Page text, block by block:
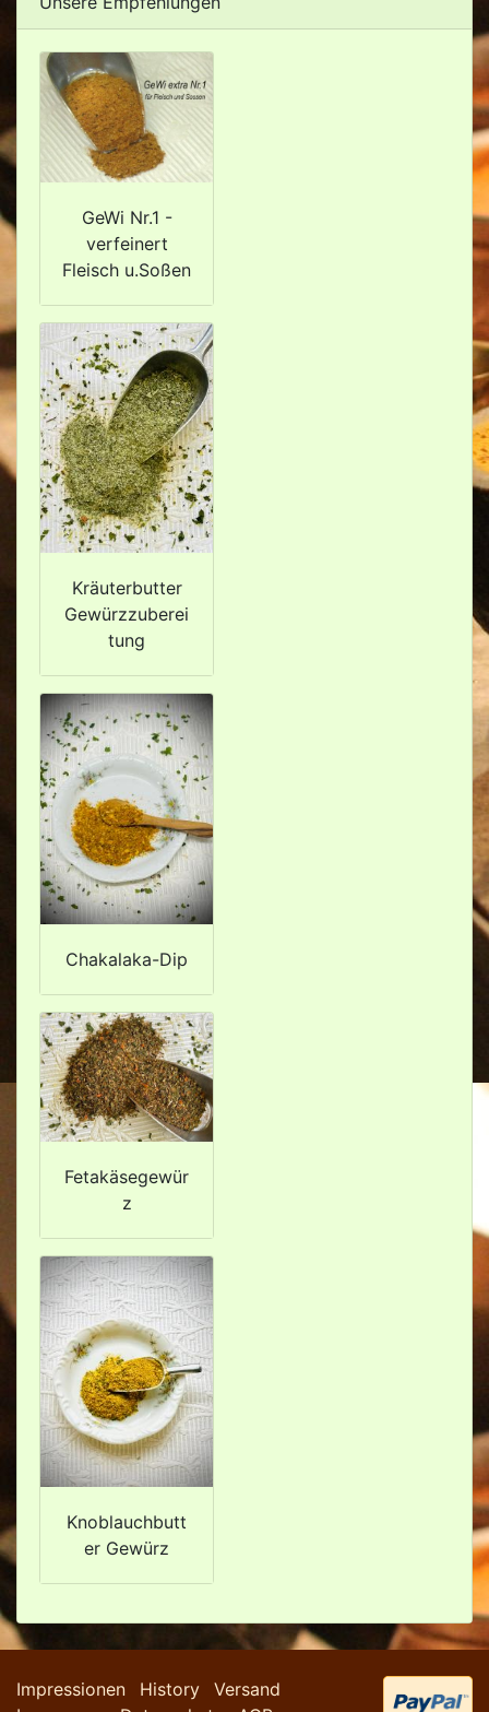
GeWi Nr.1 -
verfeinert
Fleisch u.Soßen
Kräuterbutter
Gewürzzuberei
tung
Chakalaka-Dip
Fetakäsegewür
z
Knoblauchbutt
er Gewürz
Impressionen History
Versand